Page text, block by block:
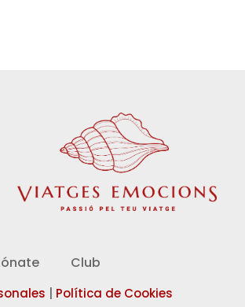
Club
Política de Cookies